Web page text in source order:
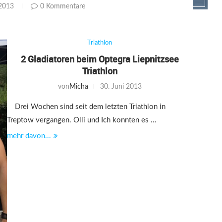
0 Kommentare
Triathlon
2 Gladiatoren beim Optegra Liepnitzsee
Triathlon
von Micha 30. Juni 2013
Drei Wochen sind seit dem letzten Triathlon in
Treptow vergangen. Olli und Ich konnten es …
mehr davon...